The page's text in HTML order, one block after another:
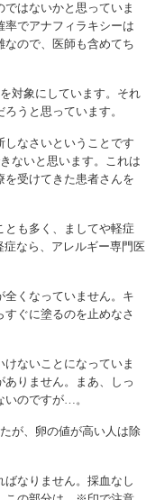
はないかと思っていま
でアナフィラキシーは
なので、医師も含めてち
対象にしています。それ
うと思っています。
しなさいということです
ないと思います。これは
を受けてきた患者さんを
も多く、ましてや軽症
なら、アレルギー専門医
くなっていません。キ
ぐに塗るのを止めなさ
ないことになっていま
りません。まあ、しっ
いのですが…。
が、卵の値が高い人は除
なりません。採血なし